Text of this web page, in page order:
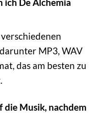
MP3, WAV
das am besten zu
Musik, nachdem